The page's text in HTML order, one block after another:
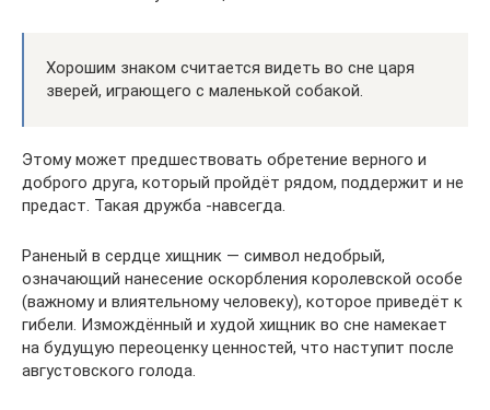
Хорошим знаком считается видеть во сне царя
зверей, играющего с маленькой собакой.
Этому может предшествовать обретение верного и
доброго друга, который пройдёт рядом, поддержит и не
предаст. Такая дружба -навсегда.
Раненый в сердце хищник — символ недобрый,
означающий нанесение оскорбления королевской особе
(важному и влиятельному человеку), которое приведёт к
гибели. Измождённый и худой хищник во сне намекает
на будущую переоценку ценностей, что наступит после
августовского голода.